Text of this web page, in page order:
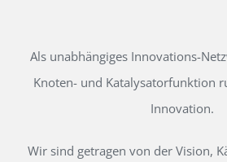
Als unabhängiges Innovations-
Knoten- und Katalysatorfunktion
Innovation.
Wir sind getragen von der Vision,